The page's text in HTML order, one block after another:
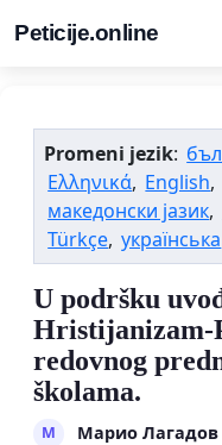
Peticije.online
Promeni jezik:
Ελληνικά, English,
македонски јазик,
Türkçe, українська
U podršku
Hristijanizam-
redovnog
školama.
М Марио Лагадов